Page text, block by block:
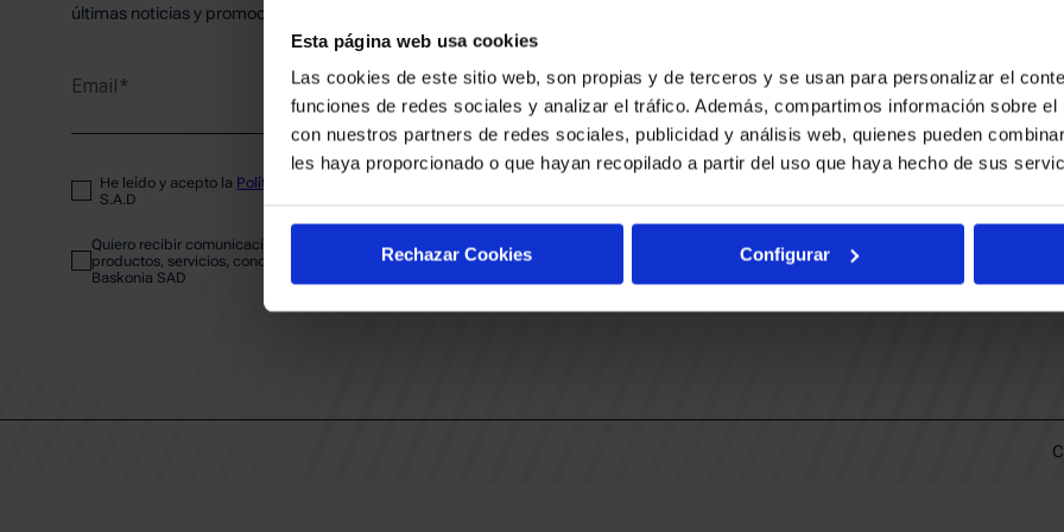
Esta página web usa cookies
Las cookies de este sitio web, son propias y de terceros y se usan para personalizar el
funciones de redes sociales y analizar el tráfico. Además, compartimos información sobre el
con nuestros partners de redes sociales, publicidad y análisis web, quienes pueden
les haya proporcionado o que hayan recopilado a partir del uso que haya hecho de sus
Rechazar Cookies Configurar
PLANTILLA
ENTRADAS
ABONADOS
CALENDARIO
CLUB
últimas noticias y promociones del club.
Email
He leído y acepto la Política de privacidad
S.A.D
Quiero recibir comunicaciones electrónicas sobre las actividades,
productos, servicios, concursos, ofertas y/o promociones del SASKI
Baskonia SAD
BAKH
FUNDACIÓN BASKONIA-ALAVÉS
01013 Vitoria-Gasteiz